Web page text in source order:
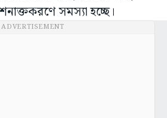
সমস্যা হচ্ছে।
ADVERTISEMENT